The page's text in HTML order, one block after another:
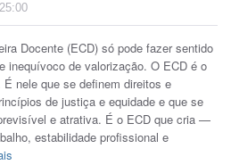
Docente (ECD) só pode fazer sentido
inequívoco de valorização. O ECD é o
nele que se definem direitos e
de justiça e equidade e que se
e atrativa. É o ECD que cria —
estabilidade profissional e